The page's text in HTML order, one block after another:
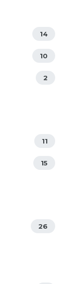
14
10
2
11
15
26